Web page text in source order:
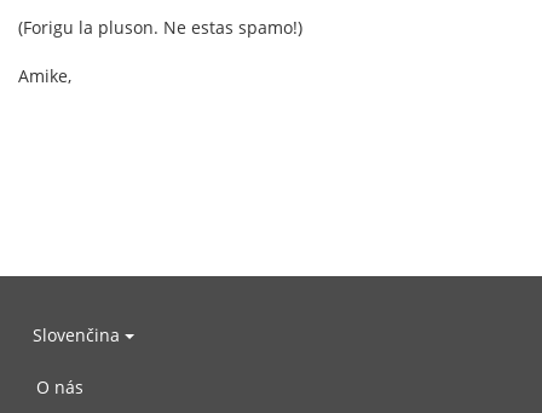
(Forigu la pluson. Ne estas spamo!)
Amike,
Slovenčina
O nás